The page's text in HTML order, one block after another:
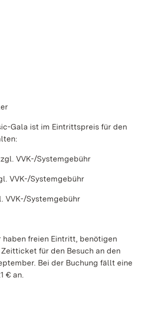
Gala ist im Eintrittspreis für den
VVK-/Systemgebühr
VVK-/Systemgebühr
VVK-/Systemgebühr
freien Eintritt, benötigen
für den Besuch an den
Bei der Buchung fällt eine
€ an.